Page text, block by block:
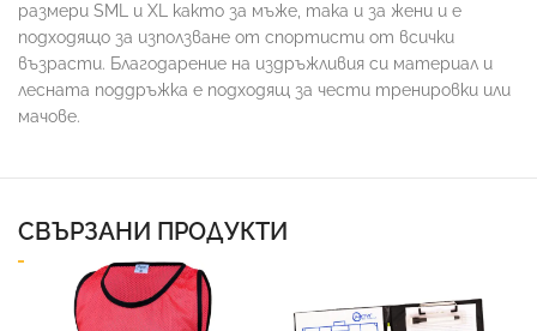
размери SML и XL както за мъже, така и за жени и е
подходящо за използване от спортисти от всички
възрасти. Благодарение на издръжливия си материал и
лесната поддръжка е подходящ за чести тренировки или
мачове.
СВЪРЗАНИ ПРОДУКТИ